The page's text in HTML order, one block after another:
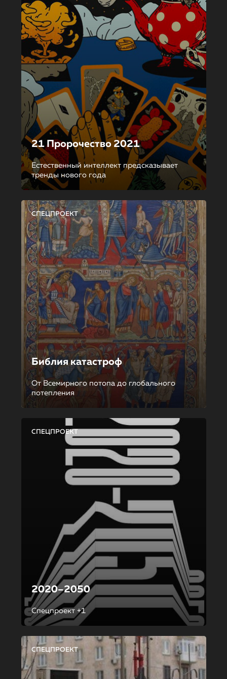
21 Пророчество 2021
Естественный интеллект предсказывает
тренды нового года
СПЕЦПРОЕКТ
Библия катастроф
От Всемирного потопа до глобального
потепления
СПЕЦПРОЕКТ
2020–2050
Спецпроект +1
СПЕЦПРОЕКТ